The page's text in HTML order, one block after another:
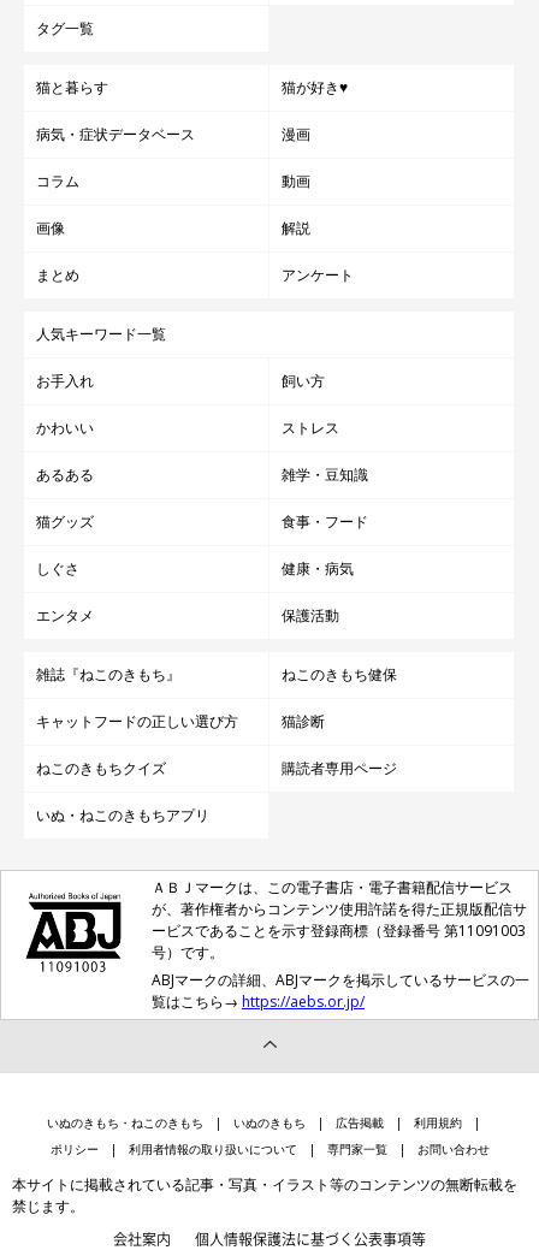
タグ一覧
猫と暮らす 猫が好き♥
病気・症状データベース 漫画
コラム 動画
画像 解説
まとめ アンケート
人気キーワード一覧
お手入れ 飼い方
かわいい ストレス
あるある 雑学・豆知識
猫グッズ 食事・フード
しぐさ 健康・病気
エンタメ 保護活動
雑誌『ねこのきもち』 ねこのきもち健保
キャットフードの正しい選び方 猫診断
ねこのきもちクイズ 購読者専用ページ
いぬ・ねこのきもちアプリ
ＡＢＪマークは、この電子書店・電子書籍配信サービス
が、著作権者からコンテンツ使用許諾を得た正規版配信サ
ービスであることを示す登録商標（登録番号 第11091003
号）です。
ABJマークの詳細、ABJマークを掲示しているサービスの一
覧はこちら→ https://aebs.or.jp/
いぬのきもち・ねこのきもち いぬのきもち 広告掲載
利用規約
ポリシー
利用者情報の取り扱いについて 専門家一覧 お問い合わせ
本サイトに掲載されている記事・写真・イラスト等のコンテンツの無断転載を
禁じます。
会社案内 個人情報保護法に基づく公表事項等